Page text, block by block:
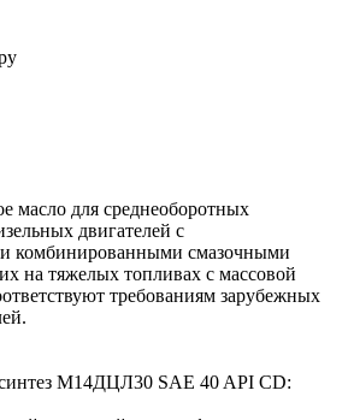
масло для среднеоборотных
двигателей с
комбинированными смазочными
на тяжелых топливах с массовой
требованиям зарубежных
М14ДЦЛ30 SAE 40 API CD: